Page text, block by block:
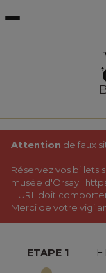
Attention de faux
Réservez vos billets
musée d'Orsay :
L'URL doit
Merci de votre
ETAPE 1